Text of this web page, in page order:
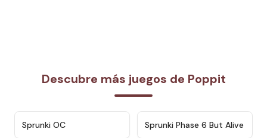
Descubre más juegos de Poppit​
Sprunki OC ★ 4.9
Sprunki Phase 6 But Alive